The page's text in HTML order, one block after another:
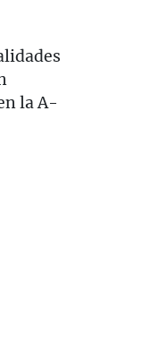
la A-